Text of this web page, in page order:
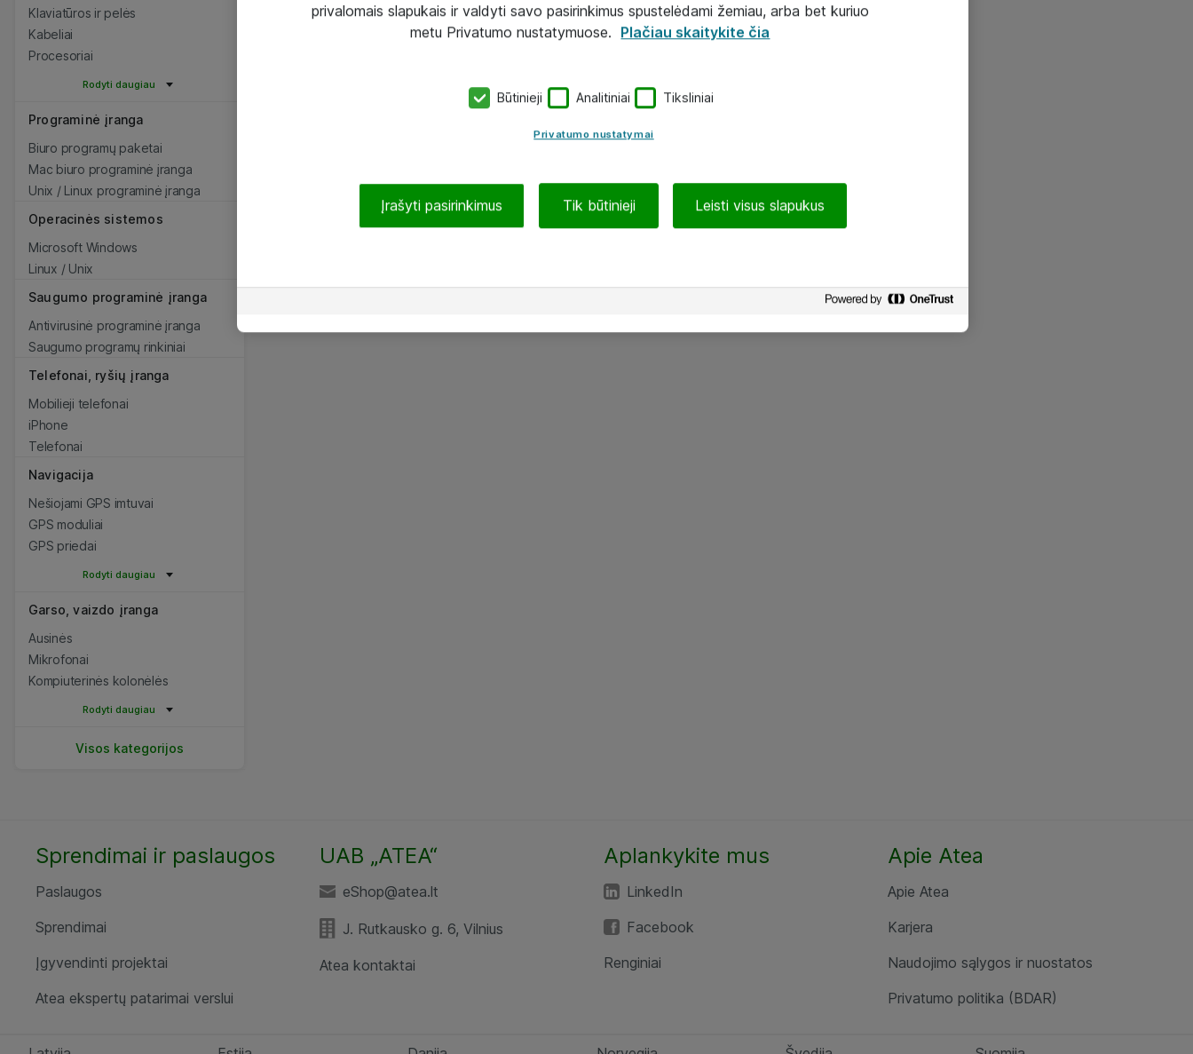
Klaviatūros ir pelės
Kabeliai
Procesoriai
Rodyti daugiau
Programinė įranga
Biuro programų paketai
Mac biuro programinė įranga
Unix / Linux programinė įranga
Operacinės sistemos
Microsoft Windows
Linux / Unix
Saugumo programinė įranga
Antivirusinė programinė įranga
Saugumo programų rinkiniai
Telefonai, ryšių įranga
Mobilieji telefonai
iPhone
Telefonai
Navigacija
Nešiojami GPS imtuvai
GPS moduliai
GPS priedai
Rodyti daugiau
Garso, vaizdo įranga
Ausinės
Mikrofonai
Kompiuterinės kolonėlės
Rodyti daugiau
Visos kategorijos
Sprendimai ir paslaugos
Paslaugos
Sprendimai
Įgyvendinti projektai
Atea ekspertų patarimai verslui
UAB „ATEA“
eShop@atea.lt
J. Rutkausko g. 6, Vilnius
Atea kontaktai
Aplankykite mus
LinkedIn
Facebook
Renginiai
Apie Atea
Apie Atea
Karjera
Naudojimo sąlygos ir nuostatos
Privatumo politika (BDAR)
privalomais slapukais ir valdyti savo pasirinkimus spustelėdami žemiau, arba bet kuriuo
metu Privatumo nustatymuose. Plačiau skaitykite čia
Būtinieji Analitiniai Tiksliniai
Privatumo nustatymai
Įrašyti pasirinkimus Tik būtinieji Leisti visus slapukus